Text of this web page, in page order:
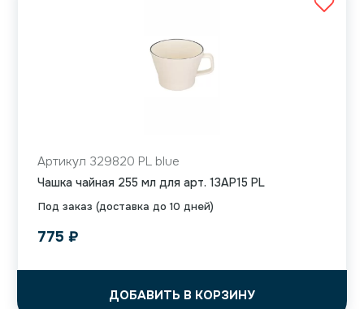
Под заказ (доставка до 10 дней)
Артикул 329820 PL blue
Чашка чайная 255 мл для арт. 13AP15 PL
775 ₽
ДОБАВИТЬ В КОРЗИНУ